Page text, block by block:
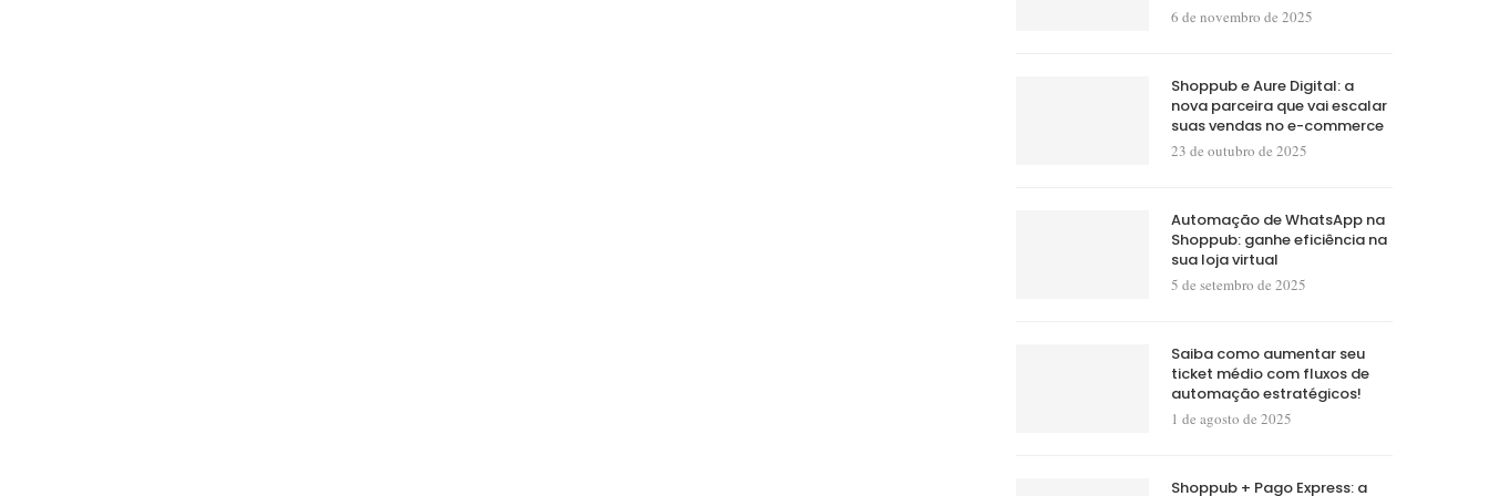
6 de novembro de 2025
Shoppub e Aure Digital: a
nova parceira que vai escalar
suas vendas no e-commerce
23 de outubro de 2025
Automação de WhatsApp na
Shoppub: ganhe eficiência na
sua loja virtual
5 de setembro de 2025
Saiba como aumentar seu
ticket médio com fluxos de
automação estratégicos!
1 de agosto de 2025
Shoppub + Pago Express: a